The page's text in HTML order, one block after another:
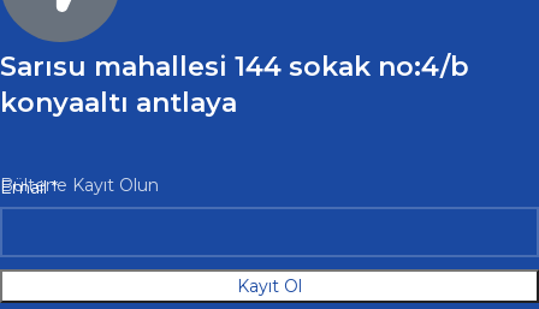
Sarısu mahallesi 144 sokak no:4/b
konyaaltı antlaya
Bültene Kayıt Olun
Email*
Kayıt Ol